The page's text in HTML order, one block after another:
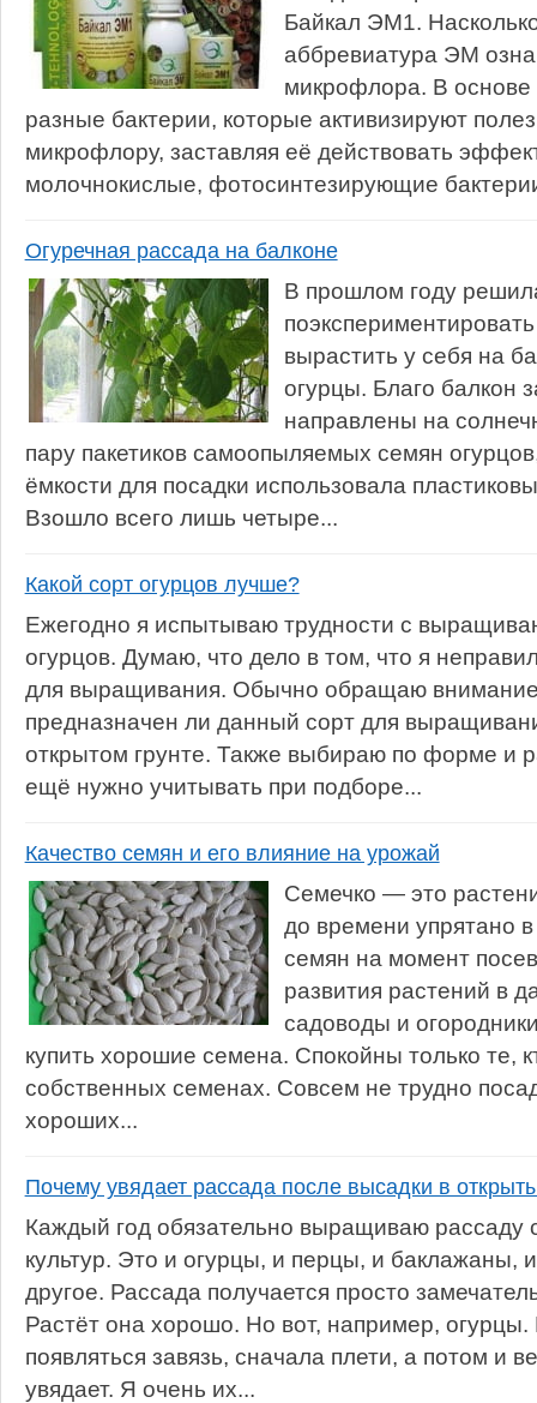
Байкал ЭМ1.
аббревиатура ЭМ
микрофлора. В основе
разные бактерии, которые активизируют
микрофлору, заставляя её действовать
молочнокислые, фотосинтезирующие
Огуречная рассада на балконе
В прошлом году
вырастить у себя на
огурцы. Благо балкон
направлены на
пару пакетиков самоопыляемых семян
ёмкости для посадки использовала
Взошло всего лишь четыре...
Какой сорт огурцов лучше?
Ежегодно я испытываю трудности с
огурцов. Думаю, что дело в том, что я
для выращивания. Обычно обращаю
предназначен ли данный сорт для
открытом грунте. Также выбираю по форме и
ещё нужно учитывать при подборе...
Качество семян и его влияние на урожай
Семечко — это
до времени упрятано
семян на момент
развития растений в
садоводы и
купить хорошие семена. Спокойны только те,
собственных семенах. Совсем не трудно
хороших...
Почему увядает рассада после высадки в
Каждый год обязательно выращиваю рассаду
культур. Это и огурцы, и перцы, и баклажаны,
другое. Рассада получается просто
Растёт она хорошо. Но вот, например, огурцы.
появляться завязь, сначала плети, а потом и
увядает. Я очень их...